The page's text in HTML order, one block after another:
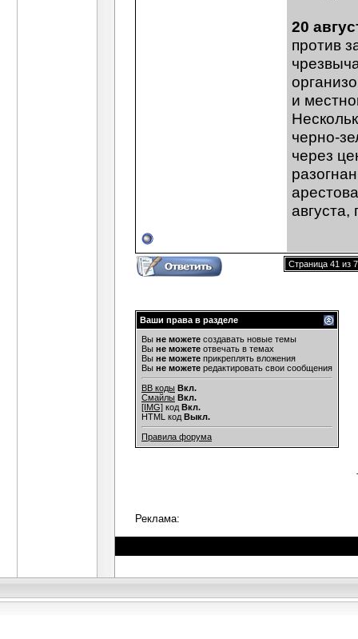
20
против
и
черно-
через
Страница 41 из
Ваши права в разделе
Вы не можете создавать новые темы
Вы не можете отвечать в темах
Вы не можете прикреплять вложения
Вы не можете редактировать свои сообщения
BB коды Вкл.
Смайлы Вкл.
[IMG] код Вкл.
HTML код Выкл.
Правила форума
Реклама: